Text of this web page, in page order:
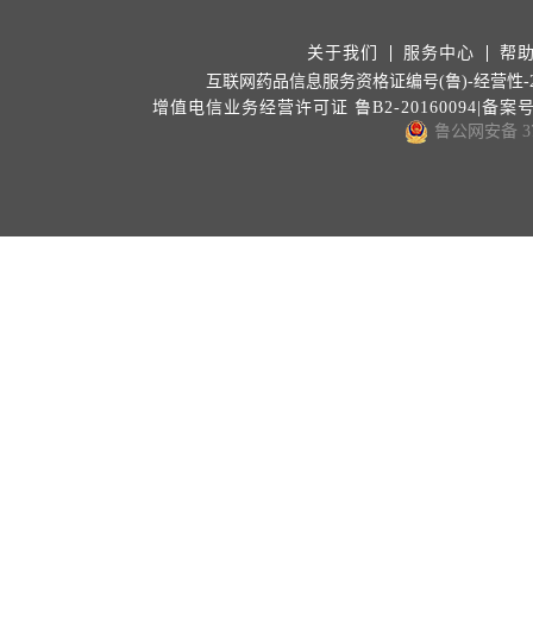
关于我们 服务中心
帮
互联网药品信息服务资格证编号(鲁)-经营性-
增值电信业务经营许可证 鲁B2-20160094|备案
鲁公网安备